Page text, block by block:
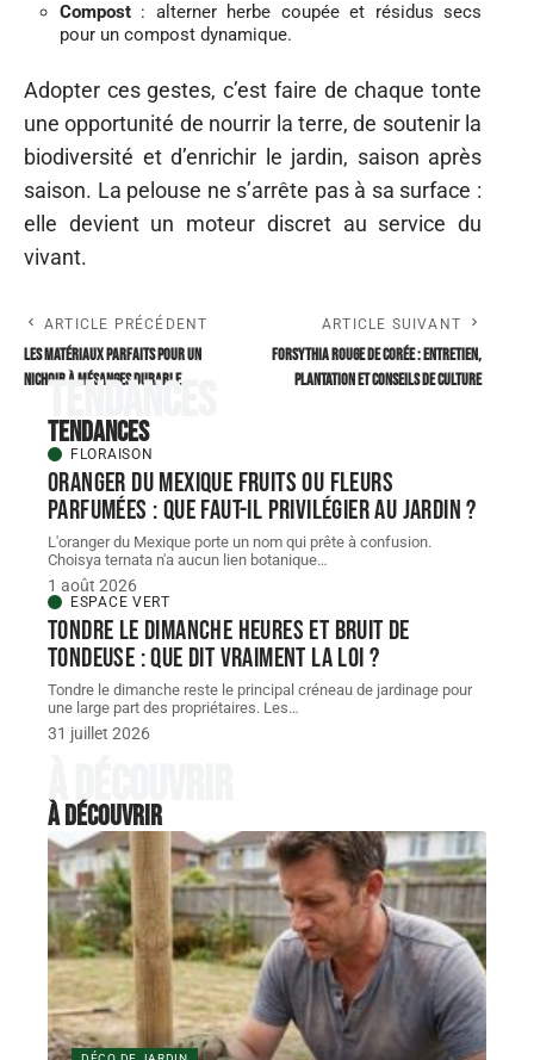
Compost : alterner herbe coupée et résidus secs
pour un compost dynamique.
Adopter ces gestes, c’est faire de chaque tonte
une opportunité de nourrir la terre, de soutenir la
biodiversité et d’enrichir le jardin, saison après
saison. La pelouse ne s’arrête pas à sa surface :
elle devient un moteur discret au service du
vivant.
ARTICLE PRÉCÉDENT
Les matériaux parfaits pour un
nichoir à mésanges durable
ARTICLE SUIVANT
Forsythia rouge de Corée : entretien,
plantation et conseils de culture
Tendances
Tendances
FLORAISON
Oranger du Mexique fruits ou fleurs
parfumées : que faut-il privilégier au jardin ?
L'oranger du Mexique porte un nom qui prête à confusion.
Choisya ternata n'a aucun lien botanique…
1 août 2026
ESPACE VERT
Tondre le dimanche heures et bruit de
tondeuse : que dit vraiment la loi ?
Tondre le dimanche reste le principal créneau de jardinage pour
une large part des propriétaires. Les…
31 juillet 2026
À découvrir
À découvrir